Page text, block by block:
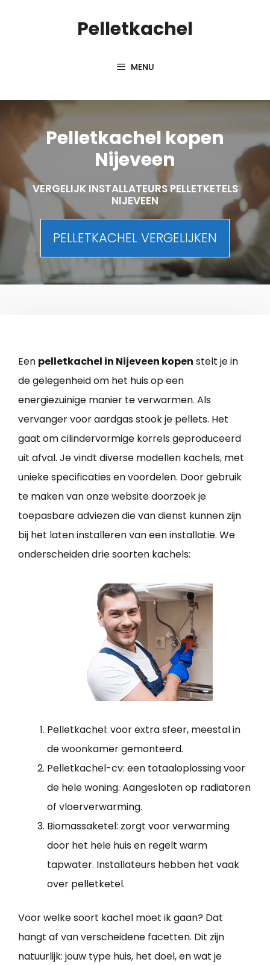
Pelletkachel
MENU
Pelletkachel kopen
Nijeveen
VERGELIJK INSTALLATEURS PELLETKETELS
NIJEVEEN
PELLETKACHEL VERGELIJKEN
Een pelletkachel in Nijeveen kopen stelt je in
de gelegenheid om het huis op een
energiezuinige manier te verwarmen. Als
vervanger voor aardgas stook je pellets. Het
gaat om cilindervormige korrels geproduceerd
uit afval. Je vindt diverse modellen kachels, met
unieke specificaties en voordelen. Door gebruik
te maken van onze website doorzoek je
toepasbare adviezen die van dienst kunnen zijn
bij het laten installeren van een installatie. We
onderscheiden drie soorten kachels:
Pelletkachel: voor extra sfeer, meestal in
de woonkamer gemonteerd.
Pelletkachel-cv: een totaaloplossing voor
de hele woning. Aangesloten op radiatoren
of vloerverwarming.
Biomassaketel: zorgt voor verwarming
door het hele huis en regelt warm
tapwater. Installateurs hebben het vaak
over pelletketel.
Voor welke soort kachel moet ik gaan? Dat
hangt af van verscheidene facetten. Dit zijn
natuurlijk: jouw type huis, het doel, en wat je